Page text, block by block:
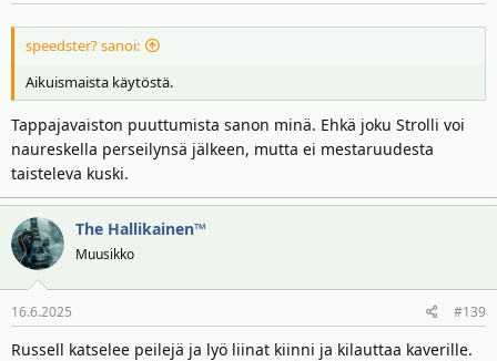
speedster? sanoi:
Aikuismaista käytöstä.
Tappajavaiston puuttumista sanon minä. Ehkä joku Strolli voi
naureskella perseilynsä jälkeen, mutta ei mestaruudesta
taisteleva kuski.
The Hallikainen™
Muusikko
16.6.2025 #139
Russell katselee peilejä ja lyö liinat kiinni ja kilauttaa kaverille.